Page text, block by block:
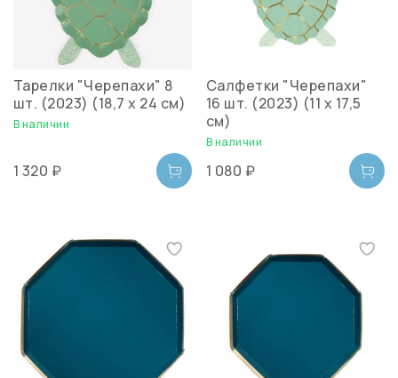
Тарелки "Черепахи" 8
шт. (2023) (18,7 х 24 см)
В наличии
1 320 ₽
Салфетки "Черепахи"
16 шт. (2023) (11 х 17,5
см)
В наличии
1 080 ₽